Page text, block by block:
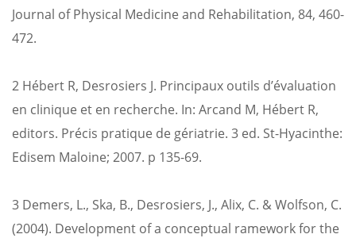
Journal of Physical Medicine and Rehabilitation, 84, 460-
472.
2 Hébert R, Desrosiers J. Principaux outils d’évaluation
en clinique et en recherche. In: Arcand M, Hébert R,
editors. Précis pratique de gériatrie. 3 ed. St-Hyacinthe:
Edisem Maloine; 2007. p 135-69.
3 Demers, L., Ska, B., Desrosiers, J., Alix, C. & Wolfson, C.
(2004). Development of a conceptual ramework for the